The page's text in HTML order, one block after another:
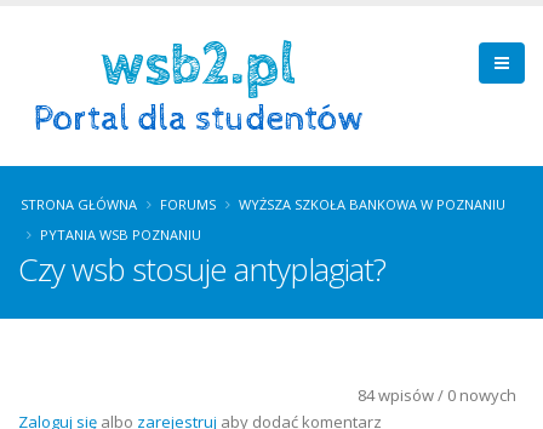
STRONA GŁÓWNA FORUMS
WYŻSZA SZKOŁA BANKOWA W POZNANIU
PYTANIA WSB POZNANIU
Czy wsb stosuje antyplagiat?
84 wpisów / 0 nowych
Zaloguj się albo zarejestruj aby dodać komentarz